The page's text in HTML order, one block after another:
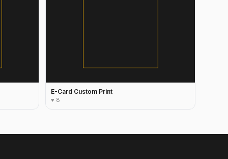
E-Card Custom Print
♥ 8